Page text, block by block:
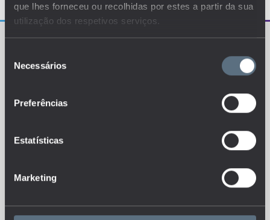
que lhes forneceu ou recolhidas por estes a partir da sua
utilização dos respetivos serviços.
Necessários
Preferências
Estatísticas
Marketing
O EDUSTAT sistematiza um conjunto de indicadores e
português.